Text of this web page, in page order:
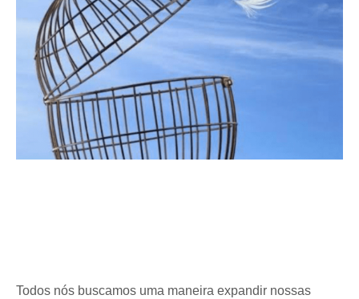
Todos nós buscamos uma maneira expandir nossas